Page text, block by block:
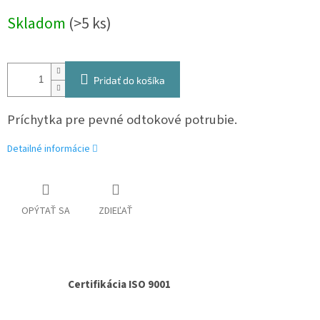
cena:
Skladom (>5 ks)
Pridať do košíka
Príchytka pre pevné odtokové potrubie.
Detailné informácie
OPÝTAŤ SA ZDIEĽAŤ
Certifikácia ISO 9001